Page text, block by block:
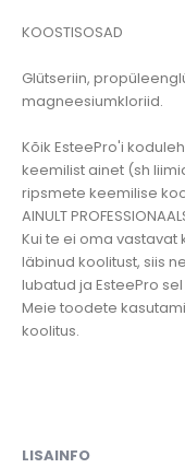
KOOSTISOSAD
Glütseriin,
magneesiumkloriid.
Kõik EsteePro'i
keemilist ainet (sh
ripsmete keemilise
AINULT
Kui te ei oma vastavat
läbinud koolitust, siis
lubatud ja EsteePro
Meie toodete
koolitus.
LISAINFO